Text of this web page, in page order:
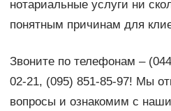
нотариальные услуги ни
понятным причинам для
Звоните по телефонам –
02-21, (095) 851-85-97! Мы
вопросы и ознакомим с